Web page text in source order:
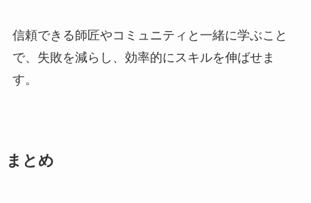
信頼できる師匠やコミュニティと一緒に学ぶこと
で、失敗を減らし、効率的にスキルを伸ばせま
す。
まとめ